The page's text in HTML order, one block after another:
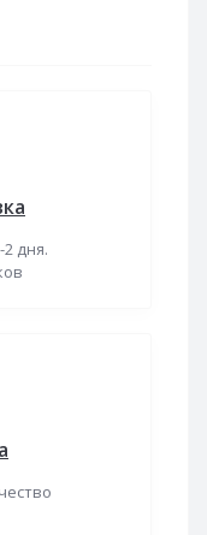
дня.